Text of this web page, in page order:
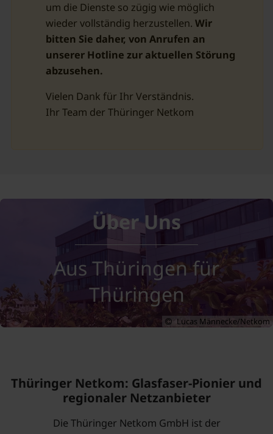
um die Dienste so zügig wie möglich
wieder vollständig herzustellen. Wir
bitten Sie daher, von Anrufen an
unserer Hotline zur aktuellen Störung
abzusehen.
Vielen Dank für Ihr Verständnis.
Ihr Team der Thüringer Netkom
Lucas Männecke/Netkom
Über Uns
Aus Thüringen für
Thüringen
Thüringer Netkom: Glasfaser-Pionier und
regionaler Netzanbieter
Die Thüringer Netkom GmbH ist der